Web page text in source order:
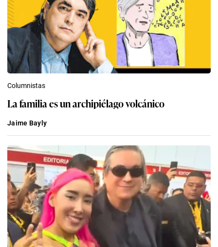
Columnistas
La familia es un archipiélago volcánico
Jaime Bayly